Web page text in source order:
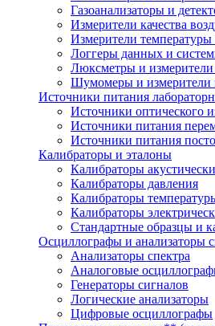
Газоанализаторы и
Измерители качества
Измерители
Логгеры данных и
Люксметры и измерители
Шумомеры и измерители
Источники питания
Источники оптического
Источники питания
Источники питания
Калибраторы и эталоны
Калибраторы
Калибраторы давления
Калибраторы
Калибраторы
Стандартные образцы и
Осциллографы и анализаторы
Анализаторы спектра
Аналоговые
Генераторы сигналов
Логические анализаторы
Цифровые осциллографы